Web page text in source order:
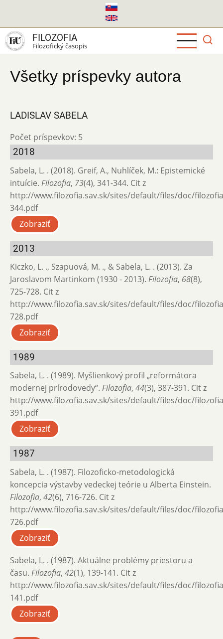
hlavný
obsah
FILOZOFIA
Filozofický časopis
Všetky príspevky autora
LADISLAV SABELA
Počet príspevkov: 5
2018
Sabela, L. . (2018). Greif, A., Nuhlíček, M.: Epistemické
intuície. Filozofia, 73(4), 341-344. Cit z
http://www.filozofia.sav.sk/sites/default/files/doc/
344.pdf
Zobraziť
2013
Kiczko, L. ., Szapuová, M. ., & Sabela, L. . (2013). Za
Jaroslavom Martinkom (1930 - 2013). Filozofia, 68(8),
725-728. Cit z
http://www.filozofia.sav.sk/sites/default/files/doc/
728.pdf
Zobraziť
1989
Sabela, L. . (1989). Myšlienkový profil „reformátora
modernej prírodovedy“. Filozofia, 44(3), 387-391. Cit z
http://www.filozofia.sav.sk/sites/default/files/doc/
391.pdf
Zobraziť
1987
Sabela, L. . (1987). Filozoficko-metodologická
koncepcia výstavby vedeckej teórie u Alberta Einstein.
Filozofia, 42(6), 716-726. Cit z
http://www.filozofia.sav.sk/sites/default/files/doc/
726.pdf
Zobraziť
Sabela, L. . (1987). Aktuálne problémy priestoru a
času. Filozofia, 42(1), 139-141. Cit z
http://www.filozofia.sav.sk/sites/default/files/doc/
141.pdf
Zobraziť